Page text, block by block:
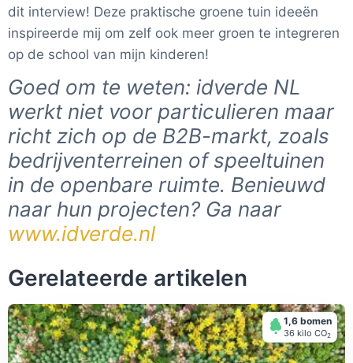
dit interview! Deze praktische groene tuin ideeën
inspireerde mij om zelf ook meer groen te integreren
op de school van mijn kinderen!
Goed om te weten: idverde NL
werkt niet voor particulieren maar
richt zich op de B2B-markt, zoals
bedrijventerreinen of speeltuinen
in de openbare ruimte. Benieuwd
naar hun projecten? Ga naar
www.idverde.nl
Gerelateerde artikelen
1,6 bomen
36 kilo СО2